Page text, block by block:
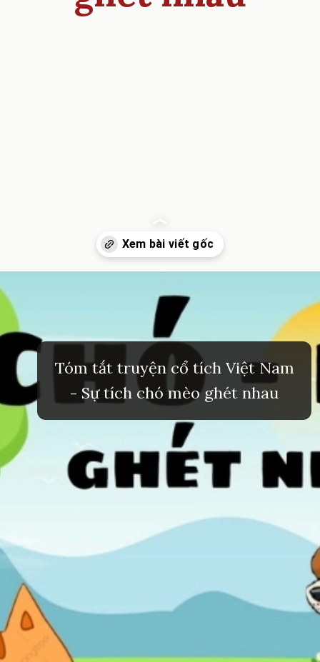
Tóm tắt truyện cổ tích Việt Nam
- Sự tích chó mèo ghét nhau